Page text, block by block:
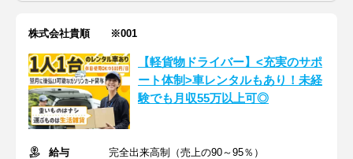
株式会社貴順 ※001
【軽貨物ドライバー】<充実のサポ
ート体制>車レンタルもあり！未経
験でも月収55万以上可◎
給与
完全出来高制（売上の90～95％）